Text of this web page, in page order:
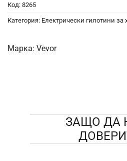
Код: 8265
Категория: Електрически гилотини за
Марка: Vevor
ЗАЩО ДА